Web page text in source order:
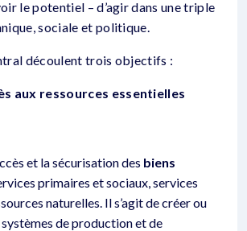
le potentiel – d’agir dans une triple
sociale et politique.
découlent trois objectifs :
aux ressources essentielles
et la sécurisation des biens
primaires et sociaux, services
naturelles. Il s’agit de créer ou
systèmes de production et de